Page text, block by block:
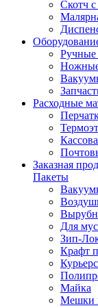
Скотч
Ручные
Расходные
Заказная
Пакеты
Для
Зип-
Крафт
Майка
Мешки